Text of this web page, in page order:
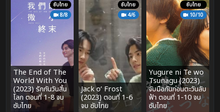
ซับไทย
8/8
The End of The
World With You
(2023) รักกันวันสิ้น
โลก ตอนที่ 1-8 จบ
ซับไทย
ซับไทย
4/6
Jack o’ Frost
(2023) ตอนที่ 1-6
จบ ซับไทย
ซับไทย
10/10
Yugure ni Te wo
Tsunagu (2023)
จับมือกันก่อนตะวันลับ
ฟ้า ตอนที่ 1-10 จบ
ซับไทย